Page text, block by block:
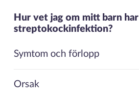
Hur vet jag om mitt barn har
streptokockinfektion?
Symtom och förlopp
Orsak